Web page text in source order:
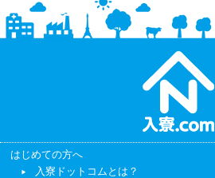
はじめての方へ
入寮ドットコムとは？